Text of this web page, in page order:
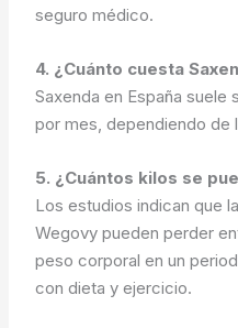
seguro médico.
4. ¿Cuánto cuesta
Saxenda en España
por mes, dependiendo de
5. ¿Cuántos kilos se
Los estudios indican que
Wegovy pueden perder
peso corporal en un
con dieta y ejercicio.